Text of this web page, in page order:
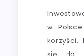
w
korzyści,
się do